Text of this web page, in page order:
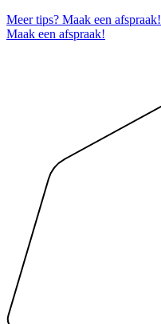
Meer tips? Maak een afspraak!
Maak een afspraak!